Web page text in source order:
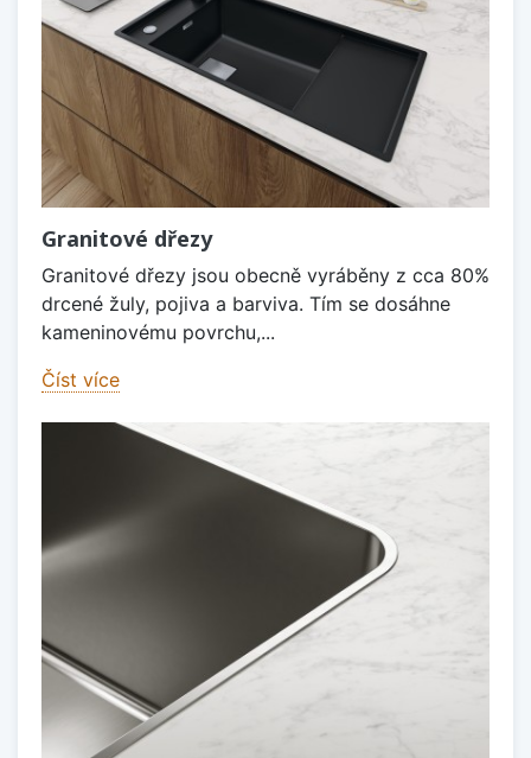
Granitové dřezy
Granitové dřezy jsou obecně vyráběny z cca 80%
drcené žuly, pojiva a barviva. Tím se dosáhne
kameninovému povrchu,...
Číst více